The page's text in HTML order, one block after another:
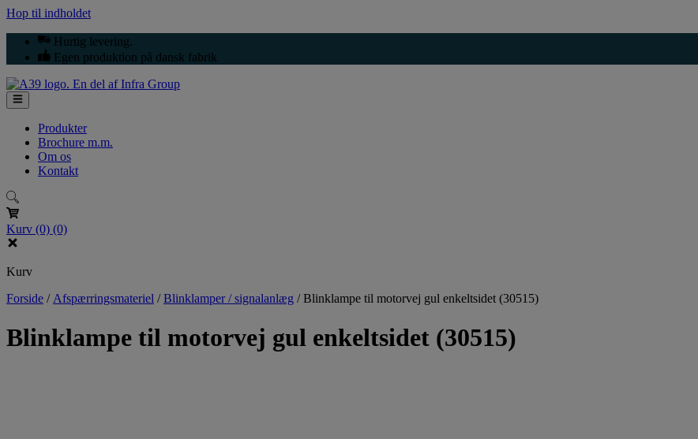
Hop til indholdet
Hurtig levering.
Egen produktion på dansk fabrik
Produkter
Brochure m.m.
Om os
Kontakt
Kurv (0) (0)
Kurv
Forside / Afspærringsmateriel /Blinklamper / signalanlæg /Blinklampe til motorvej gul enkeltsidet (30515)
Blinklampe til motorvej gul enkeltsidet (30515)